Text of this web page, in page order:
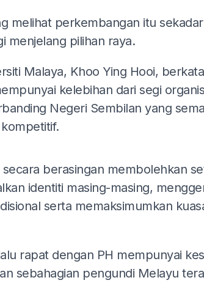
melihat perkembangan itu sekadar
menjelang pilihan raya.
Malaya, Khoo Ying Hooi,
kelebihan dari segi
Negeri Sembilan yang
berasingan membolehkan
identiti masing-masing,
serta memaksimumkan
rapat dengan PH mempunyai
sebahagian pengundi Melayu